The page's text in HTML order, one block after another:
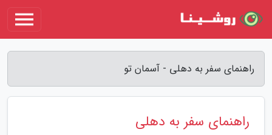
راهنمای سفر به دهلی - آسمان تو
راهنمای سفر به دهلی